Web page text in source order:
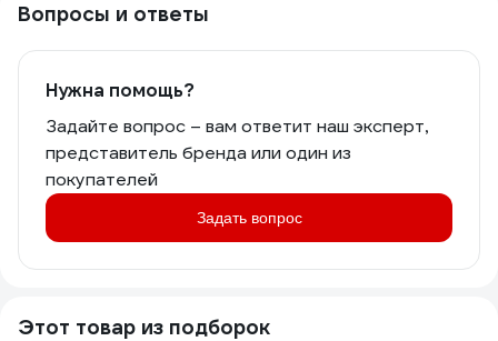
Вопросы и ответы
Нужна помощь?
Задайте вопрос – вам ответит наш эксперт,
представитель бренда или один из
покупателей
Задать вопрос
Этот товар из подборок